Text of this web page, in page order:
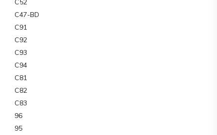
C52
C47-BD
C91
C92
C93
C94
C81
C82
C83
96
95